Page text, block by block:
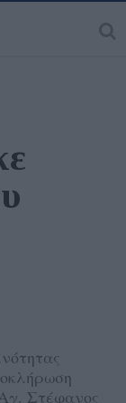
Στέφανος